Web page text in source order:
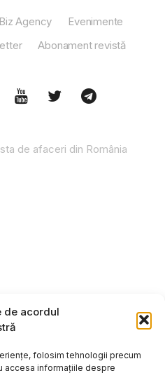
de acordul
folosim tehnologii precum
accesa informațiile despre
Biz Agency
Evenimente
Abonament revistă
de afaceri din România